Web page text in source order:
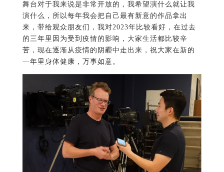
舞台对于我来说是非常开放的，我希望演什么就让我
演什么，所以每年我会把自己最有新意的作品拿出
来，带给观众朋友们，我对2023年比较看好，在过去
的三年里因为受到疫情的影响，大家生活都比较辛
苦，现在逐渐从疫情的阴霾中走出来，祝大家在新的
一年里身体健康，万事如意。